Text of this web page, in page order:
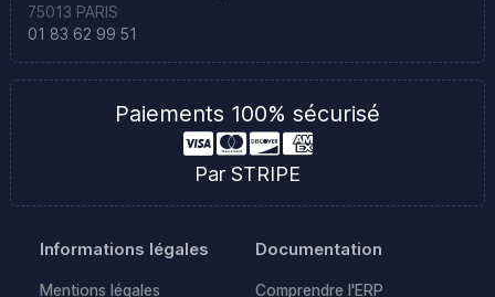
75013 PARIS
01 83 62 99 51
Paiements 100% sécurisé
Par STRIPE
Informations légales
Mentions légales
Documentation
Comprendre l'ERP